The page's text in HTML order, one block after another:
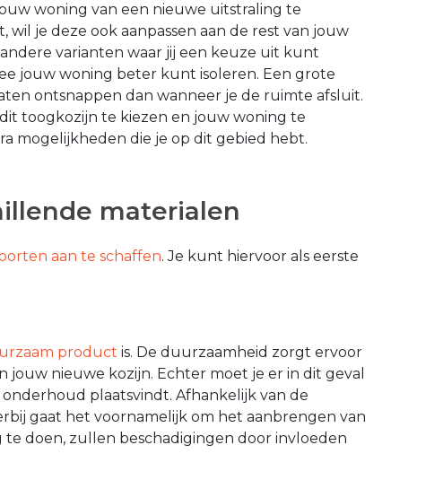
woning van een nieuwe uitstraling te
je deze ook aanpassen aan de rest van jouw
varianten waar jij een keuze uit kunt
jouw woning beter kunt isoleren. Een grote
ontsnappen dan wanneer je de ruimte afsluit.
toogkozijn te kiezen en jouw woning te
mogelijkheden die je op dit gebied hebt.
materialen
aan te schaffen. Je kunt hiervoor als eerste
product is. De duurzaamheid zorgt ervoor
nieuwe kozijn. Echter moet je er in dit geval
plaatsvindt. Afhankelijk van de
gaat het voornamelijk om het aanbrengen van
doen, zullen beschadigingen door invloeden